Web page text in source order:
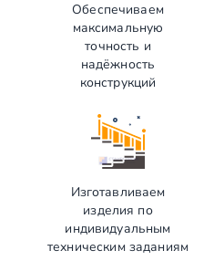
Обеспечиваем
максимальную
точность и
надёжность
конструкций
Изготавливаем
изделия по
индивидуальным
техническим заданиям